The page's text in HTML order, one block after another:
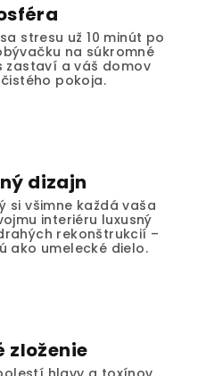
stresu už 10 minút po
na súkromné
zastaví a váš domov
pokoja.
dizajn
si všimne každá vaša
interiéru luxusný
rekonštrukcií –
ako umelecké dielo.
zloženie